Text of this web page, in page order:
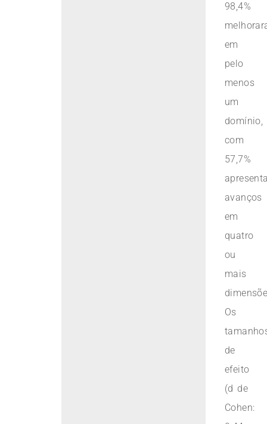
98,4%
em
pelo
menos
um
domínio,
com
57,7%
avanços
em
quatro
ou
mais
Os
de
efeito
(d de
Cohen: